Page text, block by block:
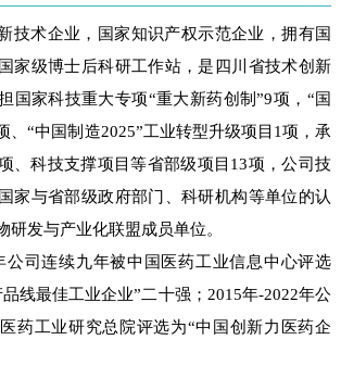
技术企业，国家知识产权示范企业，拥有国
家级博士后科研工作站，是四川省技术创新
国家科技重大专项“重大新药创制”9项，“国
、“中国制造2025”工业转型升级项目1项，承
、科技支撑项目等省部级项目13项，公司技
家与省部级政府部门、科研机构等单位的认
研发与产业化联盟成员单位。
公司连续九年被中国医药工业信息中心评选
线最佳工业企业”二十强；2015年-2022年公
药工业研究总院评选为“中国创新力医药企